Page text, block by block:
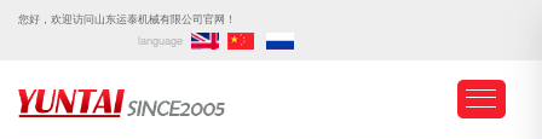
您好，欢迎访问山东运泰机械有限公司官网！
language